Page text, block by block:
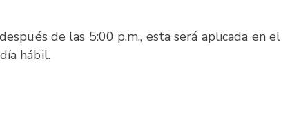
después de las 5:00 p.m., esta será aplicada en el
hábil.